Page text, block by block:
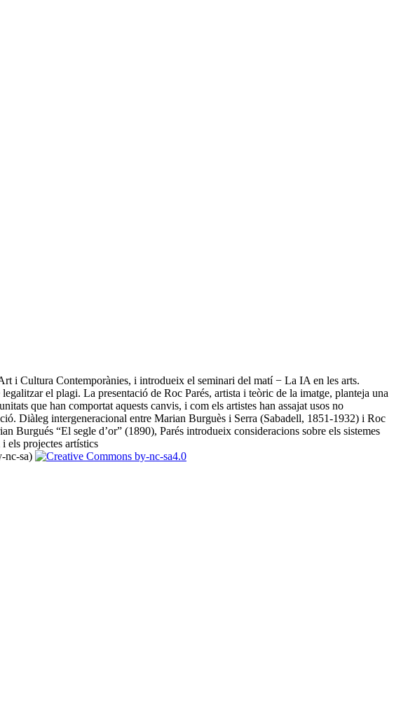
i Cultura Contemporànies, i introdueix el seminari del matí − La IA en les arts.
el plagi. La presentació de Roc Parés, artista i teòric de la imatge, planteja una
que han comportat aquests canvis, i com els artistes han assajat usos no
Diàleg intergeneracional entre Marian Burguès i Serra (Sabadell, 1851-1932) i Roc
“El segle d’or” (1890), Parés introdueix consideracions sobre els sistemes
els projectes artístics
nc-sa)